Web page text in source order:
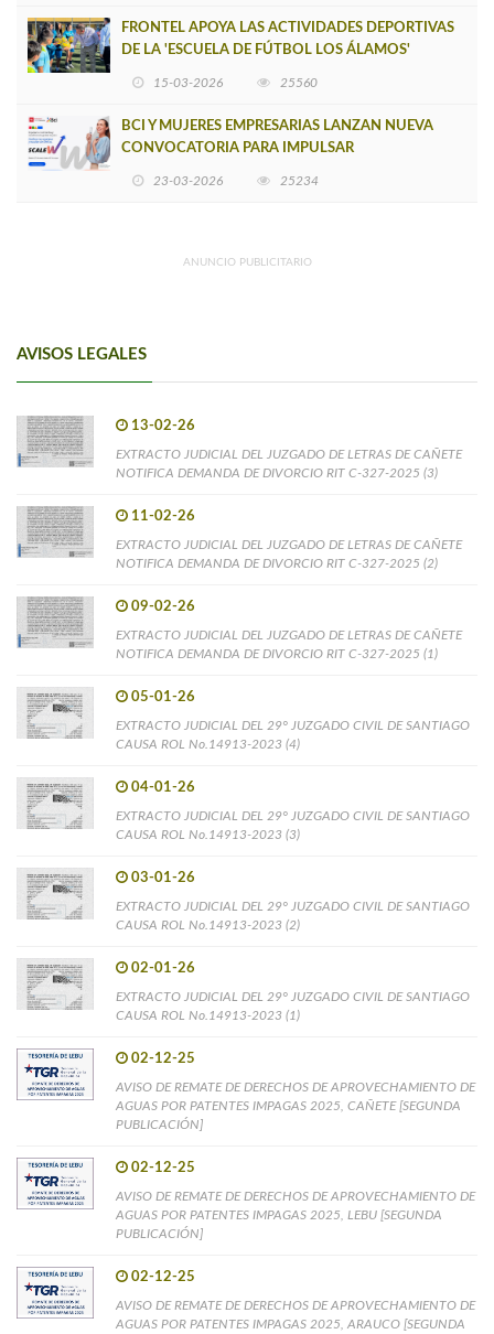
FRONTEL APOYA LAS ACTIVIDADES DEPORTIVAS
DE LA 'ESCUELA DE FÚTBOL LOS ÁLAMOS'
15-03-2026 25560
BCI Y MUJERES EMPRESARIAS LANZAN NUEVA
CONVOCATORIA PARA IMPULSAR
23-03-2026 25234
ANUNCIO PUBLICITARIO
AVISOS LEGALES
13-02-26
EXTRACTO JUDICIAL DEL JUZGADO DE LETRAS DE CAÑETE
NOTIFICA DEMANDA DE DIVORCIO RIT C-327-2025 (3)
11-02-26
EXTRACTO JUDICIAL DEL JUZGADO DE LETRAS DE CAÑETE
NOTIFICA DEMANDA DE DIVORCIO RIT C-327-2025 (2)
09-02-26
EXTRACTO JUDICIAL DEL JUZGADO DE LETRAS DE CAÑETE
NOTIFICA DEMANDA DE DIVORCIO RIT C-327-2025 (1)
05-01-26
EXTRACTO JUDICIAL DEL 29° JUZGADO CIVIL DE SANTIAGO
CAUSA ROL No.14913-2023 (4)
04-01-26
EXTRACTO JUDICIAL DEL 29° JUZGADO CIVIL DE SANTIAGO
CAUSA ROL No.14913-2023 (3)
03-01-26
EXTRACTO JUDICIAL DEL 29° JUZGADO CIVIL DE SANTIAGO
CAUSA ROL No.14913-2023 (2)
02-01-26
EXTRACTO JUDICIAL DEL 29° JUZGADO CIVIL DE SANTIAGO
CAUSA ROL No.14913-2023 (1)
02-12-25
AVISO DE REMATE DE DERECHOS DE APROVECHAMIENTO DE
AGUAS POR PATENTES IMPAGAS 2025, CAÑETE [SEGUNDA
PUBLICACIÓN]
02-12-25
AVISO DE REMATE DE DERECHOS DE APROVECHAMIENTO DE
AGUAS POR PATENTES IMPAGAS 2025, LEBU [SEGUNDA
PUBLICACIÓN]
02-12-25
AVISO DE REMATE DE DERECHOS DE APROVECHAMIENTO DE
AGUAS POR PATENTES IMPAGAS 2025, ARAUCO [SEGUNDA